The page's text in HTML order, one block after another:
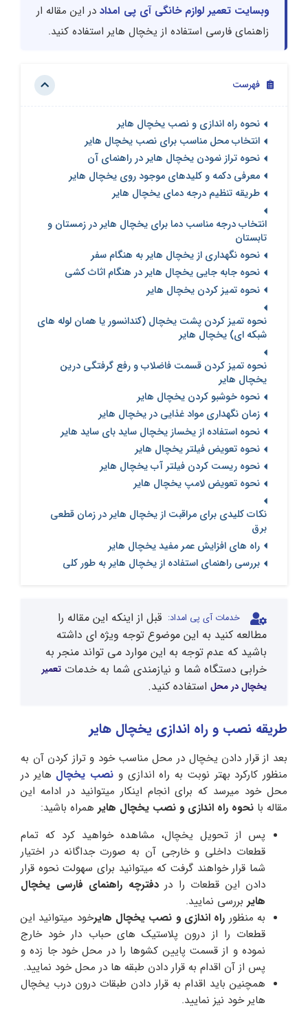
وبسایت تعمیر لوازم خانگی آی پی امداددر این مقاله ار
زاهنمای فارسی استفاده از یخچال هایر استفاده کنید.
فهرست
نحوه راه اندازی و نصب یخچال هایر
انتخاب محل مناسب برای نصب یخچال هایر
نحوه تراز نمودن یخچال هایر در راهنمای آن
معرفی دکمه و کلیدهای موجود روی یخچال هایر
طریقه تنظیم درجه دمای یخچال هایر
انتخاب درجه مناسب دما برای یخچال هایر در زمستان و
تابستان
نحوه نگهداری از یخچال هایر به هنگام سفر
نحوه جابه جایی یخچال هایر در هنگام اثاث کشی
نحوه تمیز کردن یخچال هایر
نحوه تمیز کردن پشت یخچال (کندانسور یا همان لوله های
شبکه ای) یخچال هایر
نحوه تمیز کردن قسمت فاضلاب و رفع گرفتگی درین
یخچال هایر
نحوه خوشبو کردن یخچال هایر
زمان نگهداری مواد غذایی در یخچال هایر
نحوه استفاده از یخساز یخچال ساید بای ساید هایر
نحوه تعویض فیلتر یخچال هایر
نحوه ریست کردن فیلتر آب یخچال هایر
نحوه تعویض لامپ یخچال هایر
نکات کلیدی برای مراقبت از یخچال هایر در زمان قطعی
برق
راه های افزایش عمر مفید یخچال هایر
بررسی راهنمای استفاده از یخچال هایر به طور کلی
خدمات آی پی امداد: قبل از اینکه این مقاله را
مطالعه کنید به این موضوع توجه ویژه ای داشته
باشید که عدم توجه به این موارد می تواند منجر به
خرابی دستگاه شما و نیازمندی شما به خدمات تعمیر
یخچال در محل استفاده کنید.
طریقه نصب و راه اندازی یخچال هایر
بعد از قرار دادن یخچال در محل مناسب خود و تراز کردن آن به
منظور کارکرد بهتر نوبت به راه اندازی و نصب یخچال هایر در
محل خود میرسد که برای انجام اینکار میتوانید در ادامه این
مقاله با نحوه راه اندازی و نصب یخچال هایر همراه باشید:
پس از تحویل یخچال، مشاهده خواهید کرد که تمام
قطعات داخلی و خارجی آن به صورت جداگانه در اختیار
شما قرار خواهند گرفت که میتوانید برای سهولت نحوه قرار
دادن این قطعات را دردفترچه راهنمای فارسی یخچال
هایر بررسی نمایید.
به منظور راه اندازی و نصب یخچال هایرخود میتوانید این
قطعات را از درون پلاستیک های حباب دار خود خارج
نموده و از قسمت پایین کشوها را در محل خود جا زده و
پس از آن اقدام به قرار دادن طبقه ها در محل خود نمایید.
همچنین باید اقدام به قرار دادن طبقات درون درب یخچال
هایر خود نیز نمایید.